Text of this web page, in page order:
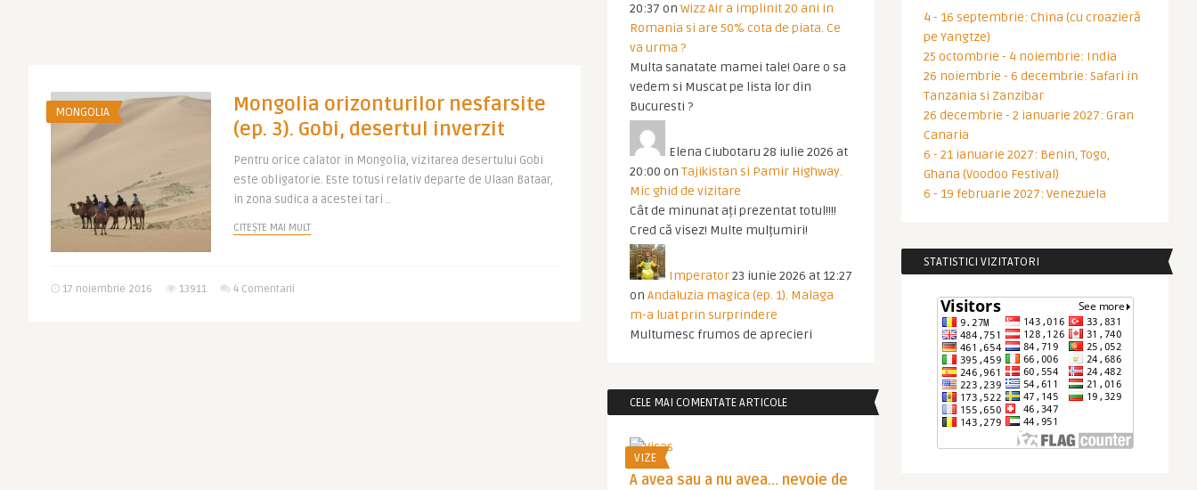
MONGOLIA
Mongolia orizonturilor nesfarsite
(ep. 3). Gobi, desertul inverzit
Pentru orice calator in Mongolia, vizitarea desertului Gobi
este obligatorie. Este totusi relativ departe de Ulaan Bataar,
in zona sudica a acestei tari ..
CITEȘTE MAI MULT
17 noiembrie 2016 13911 4 Comentarii
20:37 on Wizz Air a implinit 20 ani in
Romania si are 50% cota de piata. Ce
va urma ?
Multa sanatate mamei tale! Oare o sa
vedem si Muscat pe lista lor din
Bucuresti ?
Elena Ciubotaru 28 iulie 2026 at
20:00 on Tajikistan si Pamir Highway.
Mic ghid de vizitare
Cât de minunat ați prezentat totul!!!!
Cred că visez! Multe mulțumiri!
Imperator23 iunie 2026 at 12:27
on Andaluzia magica (ep. 1). Malaga
m-a luat prin surprindere
Multumesc frumos de aprecieri
CELE MAI COMENTATE ARTICOLE
VIZE
A avea sau a nu avea… nevoie de
4 - 16 septembrie: China (cu croazieră
pe Yangtze)
25 octombrie - 4 noiembrie: India
26 noiembrie - 6 decembrie: Safari in
Tanzania si Zanzibar
26 decembrie - 2 ianuarie 2027: Gran
Canaria
6 - 21 ianuarie 2027: Benin, Togo,
Ghana (Voodoo Festival)
6 - 19 februarie 2027: Venezuela
STATISTICI VIZITATORI